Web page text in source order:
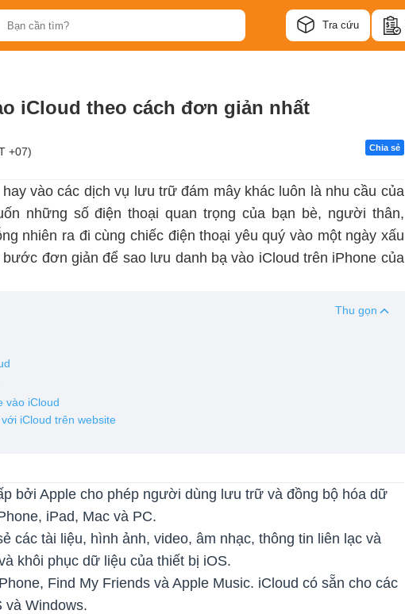
Tra cứu
iCloud theo cách đơn giản nhất
+07) Chia sẻ
hay vào các dịch vụ lưu trữ đám mây khác luôn là nhu cầu của
những số điện thoại quan trọng của bạn bè, người thân,
nhiên ra đi cùng chiếc điện thoại yêu quý vào một ngày xấu
đơn giản để sao lưu danh bạ vào iCloud trên iPhone của
Thu gọn
vào iCloud
iCloud trên website
bởi Apple cho phép người dùng lưu trữ và đồng bộ hóa dữ
iPad, Mac và PC.
các tài liệu, hình ảnh, video, âm nhạc, thông tin liên lạc và
khôi phục dữ liệu của thiết bị iOS.
Find My Friends và Apple Music. iCloud có sẵn cho các
và Windows.